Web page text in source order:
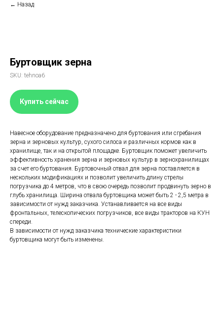
← Назад
Буртовщик зерна
SKU: tehnoa6
Купить сейчас
Навесное оборудование предназначено для буртования или сгребания
зерна и зерновых культур, сухого силоса и различных кормов как в
хранилище, так и на открытой площадке. Буртовщик поможет увеличить
эффективность хранения зерна и зерновых культур в зернохранилищах
за счет его буртования. Буртовочный отвал для зерна поставляется в
нескольких модификациях и позволит увеличить длину стрелы
погрузчика до 4 метров, что в свою очередь позволит продвинуть зерно в
глубь хранилища. Ширина отвала буртовщика может быть 2 - 2,5 метра в
зависимости от нужд заказчика. Устанавливается на все виды
фронтальных, телескопических погрузчиков, все виды тракторов на КУН
спереди.
В зависимости от нужд заказчика технические характеристики
буртовщика могут быть изменены.